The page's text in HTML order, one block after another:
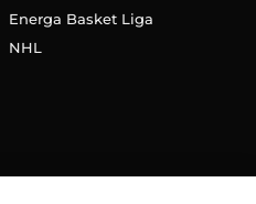
Energa Basket Liga
NHL